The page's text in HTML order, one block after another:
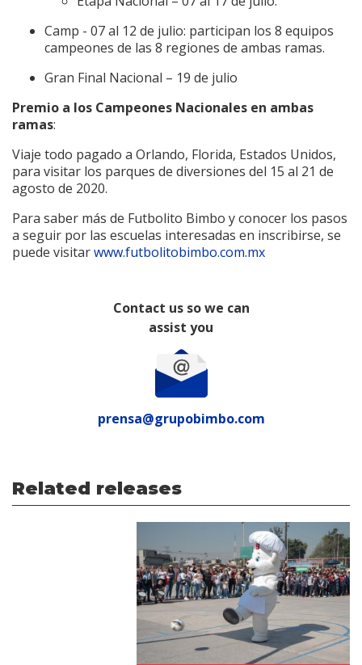
Camp - 07 al 12 de julio: participan los 8 equipos
campeones de las 8 regiones de ambas ramas.
Gran Final Nacional – 19 de julio
Premio a los Campeones Nacionales en ambas
ramas:
Viaje todo pagado a Orlando, Florida, Estados Unidos,
para visitar los parques de diversiones del 15 al 21 de
agosto de 2020.
Para saber más de Futbolito Bimbo y conocer los pasos
a seguir por las escuelas interesadas en inscribirse, se
puede visitarwww.futbolitobimbo.com.mx
Contact us so we can
assist you
prensa@grupobimbo.com
Related releases